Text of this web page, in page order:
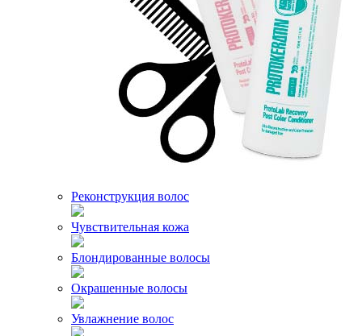
Реконструкция волос
Чувствительная кожа
Блондированные волосы
Окрашенные волосы
Увлажнение волос